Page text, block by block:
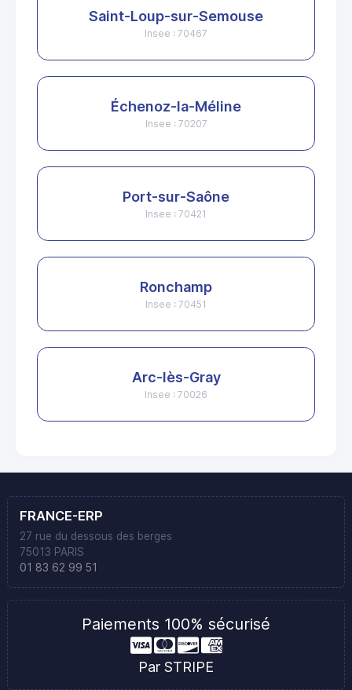
Saint-Loup-sur-Semouse
Insee : 70467
Échenoz-la-Méline
Insee : 70207
Port-sur-Saône
Insee : 70421
Ronchamp
Insee : 70451
Arc-lès-Gray
Insee : 70026
FRANCE-ERP
27 rue du dessous des berges
75013 PARIS
01 83 62 99 51
Paiements 100% sécurisé
Par STRIPE